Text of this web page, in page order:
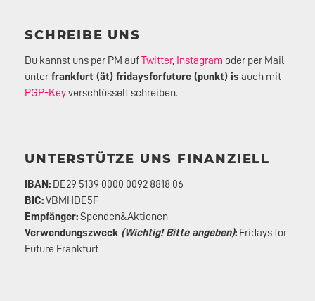
SCHREIBE UNS
Du kannst uns per PM aufTwitter, Instagram oder per Mail
unter frankfurt (ät) fridaysforfuture (punkt) is auch mit
PGP-Keyverschlüsselt schreiben.
UNTERSTÜTZE UNS FINANZIELL
IBAN: DE29 5139 0000 0092 8818 06
BIC:VBMHDE5F
Empfänger:Spenden&Aktionen
Verwendungszweck (Wichtig! Bitte angeben): Fridays for
Future Frankfurt